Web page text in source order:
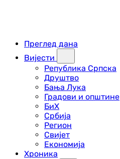
Преглед дана
Вијести
Република Српска
Друштво
Бања Лука
Градови и општине
БиХ
Србија
Регион
Свијет
Економија
Хроника